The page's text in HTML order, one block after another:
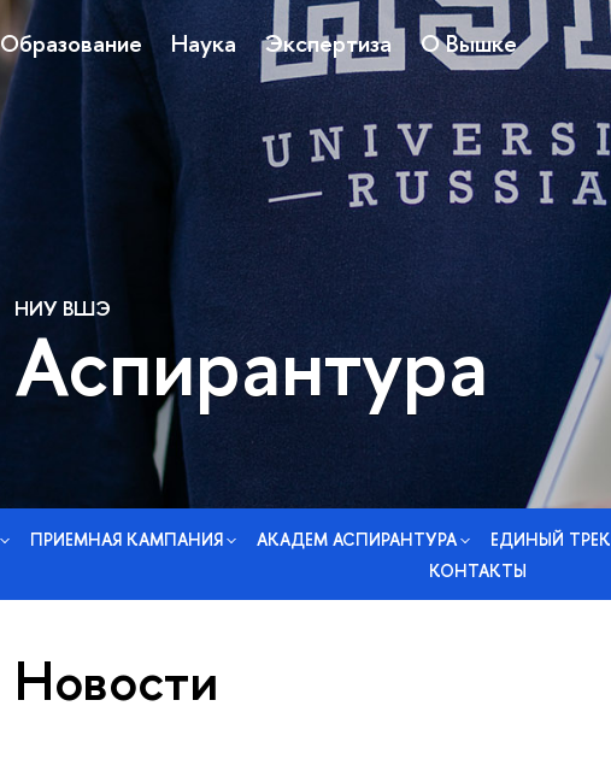
Образование Наука Экспертиза О Вышке
НИУ ВШЭ
Аспирантура
ПРИЕМНАЯ КАМПАНИЯ АКАДЕМ АСПИРАНТУРА ЕДИНЫЙ ТРЕК
КОНТАКТЫ
Новости